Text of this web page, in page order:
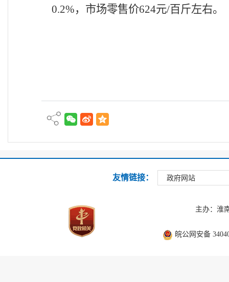
0.2%，市场零售价624元/百斤左右。
友情链接： 政府网站
主办：淮
皖公网安备